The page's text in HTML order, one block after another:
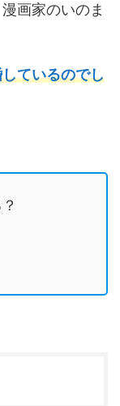
画家のいのま
ているのでし